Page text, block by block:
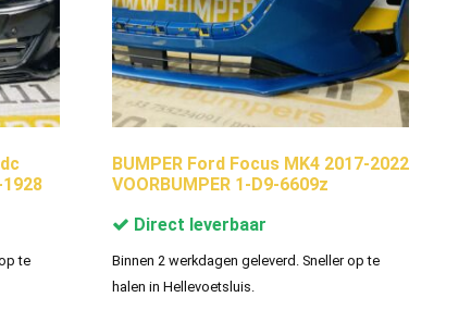
te
BUMPER Ford Focus MK4 2017-2022
VOORBUMPER 1-D9-6609z
Direct leverbaar
Binnen 2 werkdagen geleverd. Sneller op te
halen in Hellevoetsluis.